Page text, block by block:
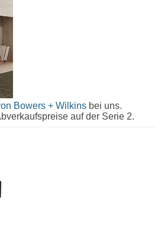
Bowers + Wilkins bei uns.
auf der Serie 2.